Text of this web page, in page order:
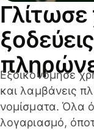
Εξοικονόμησε
και λαμβάνεις
νομίσματα. Όλα
λογαριασμό,